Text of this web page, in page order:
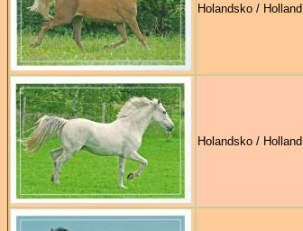
Holandsko / Holland
Holandsko / Holland